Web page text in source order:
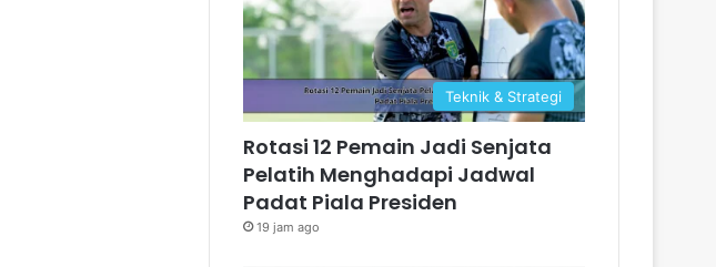
Teknik & Strategi
Rotasi 12 Pemain Jadi Senjata
Pelatih Menghadapi Jadwal
Padat Piala Presiden
19 jam ago